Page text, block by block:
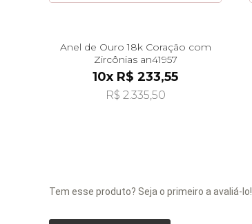
Anel de Ouro 18k Coração com
Zircônias an41957
10x R$ 233,55
R$ 2.335,50
Tem esse produto? Seja o primeiro a avaliá-lo!